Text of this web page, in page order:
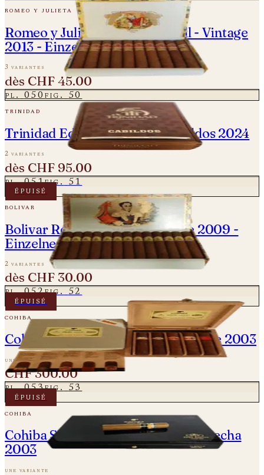
romeo y julieta
Romeo y Julieta Wide Churchill - Vintage
2013 - Einzelne Zigarre
3 variantes
dès CHF 45.00
pl. 050fig. 50
trinidad
Trinidad Edición Limitada Cabildos 2024
2 variantes
dès CHF 95.00
pl. 051fig.
51
épuisé
bolivar
Bolivar Royal Coronas - Vintage 2009 -
Einzelne Zigarre
2 variantes
dès CHF 30.00
pl. 052fig.
52
épuisé
cohiba
Cohiba Seleccion Robustos - Vintage 2003
une variante
CHF 300.00
pl. 053fig.
53
épuisé
cohiba
Cohiba Siglo VI - Gran Reserva Cosecha
2003
une variante